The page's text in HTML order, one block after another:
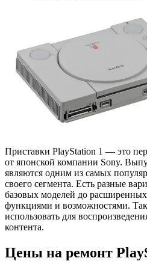
Приставки PlayStation 1 — это
от японской компании Sony.
являются одним из самых
своего сегмента. Есть разные
базовых моделей до
функциями и возможностями.
использовать для
контента.
Цены на ремонт